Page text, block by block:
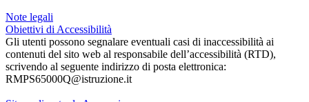
Note legali
Obiettivi di Accessibilità
Gli utenti possono segnalare eventuali casi di inaccessibilità ai
contenuti del sito web al responsabile dell’accessibilità (RTD),
scrivendo al seguente indirizzo di posta elettronica:
RMPS65000Q@istruzione.it